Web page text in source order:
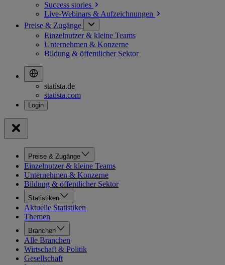
Success stories
Live-Webinars & Aufzeichnungen
Preise & Zugänge
Einzelnutzer & kleine Teams
Unternehmen & Konzerne
Bildung & öffentlicher Sektor
statista.de
statista.com
Preise & Zugänge
Einzelnutzer & kleine Teams
Unternehmen & Konzerne
Bildung & öffentlicher Sektor
Statistiken
Aktuelle Statistiken
Themen
Branchen
Alle Branchen
Wirtschaft & Politik
Gesellschaft